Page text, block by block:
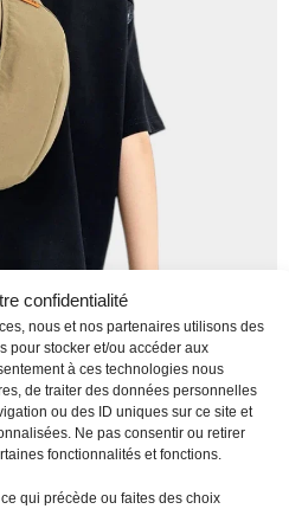
confidentialité
nous et nos partenaires utilisons des
pour stocker et/ou accéder aux
à ces technologies nous
de traiter des données personnelles
ou des ID uniques sur ce site et
Ne pas consentir ou retirer
fonctionnalités et fonctions.
qui précède ou faites des choix
cet article ont
-3%